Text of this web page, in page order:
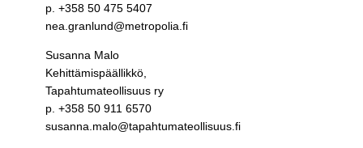
p. +358 50 475 5407
nea.granlund@metropolia.fi
Susanna Malo
Kehittämispäällikkö,
Tapahtumateollisuus ry
p. +358 50 911 6570
susanna.malo@tapahtumateollisuus.fi